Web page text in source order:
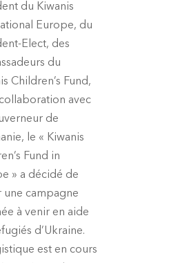
du Kiwanis
Europe, du
Elect, des
du
Children’s Fund,
avec
de
le « Kiwanis
Fund in
» a décidé de
une campagne
à venir en aide
d’Ukraine.
est en cours